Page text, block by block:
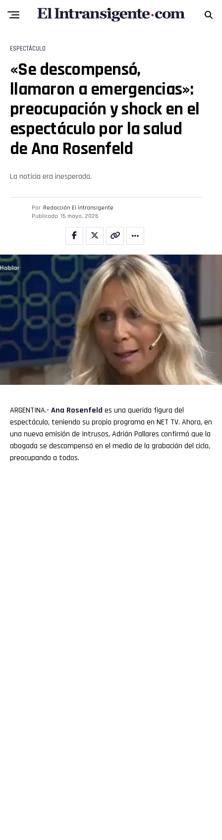
ESPECTÁCULO
«Se descompensó,
llamaron a emergencias»:
preocupación y shock en el
espectáculo por la salud
de Ana Rosenfeld
La noticia era inesperada.
Por Redacción El intransigente
Publicado 15 mayo, 2026
ARGENTINA.-Ana Rosenfeld es una querida figura del
espectáculo, teniendo su propio programa en NET TV. Ahora, en
una nueva emisión de Intrusos, Adrián Pallares confirmó que la
abogada se descompensó en el medio de la grabación del ciclo,
preocupando a todos.